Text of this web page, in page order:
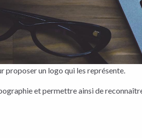
proposer un logo qui les représente.
et permettre ainsi de